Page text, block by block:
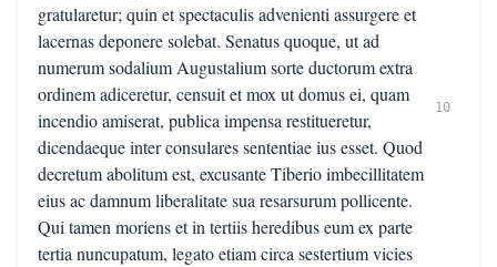
gratularetur; quin et spectaculis advenienti assurgere et
lacernas deponere solebat. Senatus quoque, ut ad
numerum sodalium Augustalium sorte ductorum extra
ordinem adiceretur, censuit et mox ut domus ei, quam
incendio amiserat, publica impensa restitueretur,
dicendaeque inter consulares sententiae ius esset. Quod
decretum abolitum est, excusante Tiberio imbecillitatem
eius ac damnum liberalitate sua resarsurum pollicente.
Qui tamen moriens et in tertiis heredibus eum ex parte
tertia nuncupatum, legato etiam circa sestertium vicies
10